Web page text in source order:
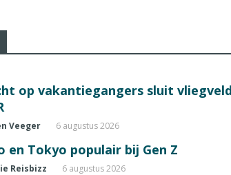
op vakantiegangers sluit
Veeger 6 augustus 2026
en Tokyo populair bij Gen Z
Reisbizz 6 augustus 2026